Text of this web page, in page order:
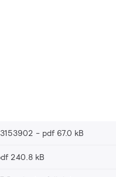
pdf 67.0 kB
240.8 kB